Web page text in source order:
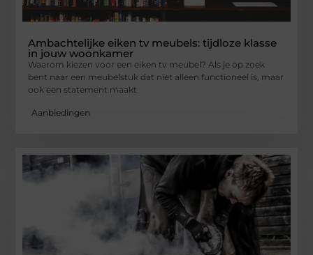
Ambachtelijke eiken tv meubels: tijdloze klasse
in jouw woonkamer
Waarom kiezen voor een eiken tv meubel? Als je op zoek
bent naar een meubelstuk dat niet alleen functioneel is, maar
ook een statement maakt
Aanbiedingen